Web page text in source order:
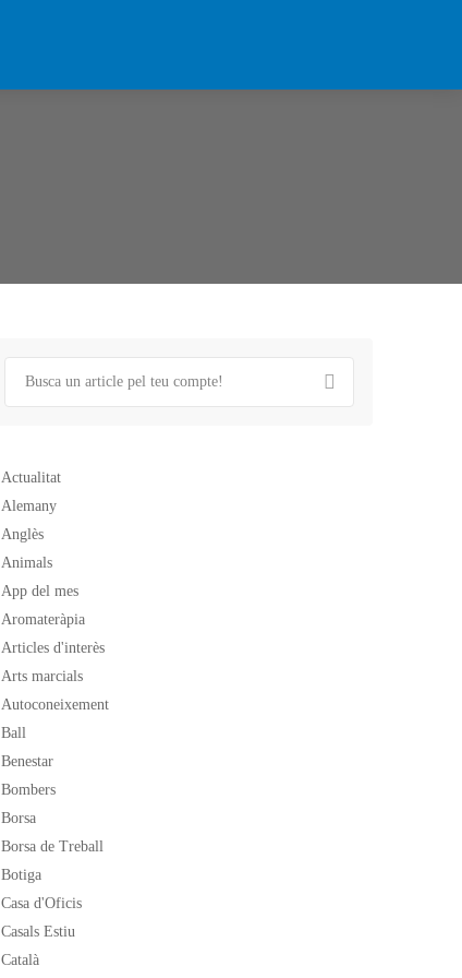
Actualitat
Alemany
Anglès
Animals
App del mes
Aromateràpia
Articles d'interès
Arts marcials
Autoconeixement
Ball
Benestar
Bombers
Borsa
Borsa de Treball
Botiga
Casa d'Oficis
Casals Estiu
Català